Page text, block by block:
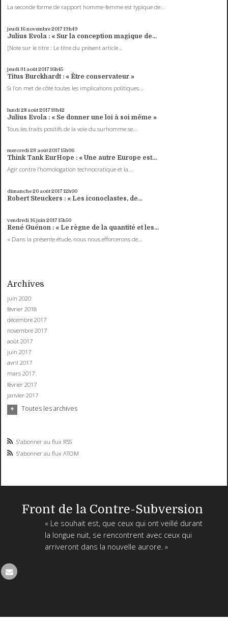
La seconde forme de rapport homme-femme est typique de...
jeudi 16novembre 201719h49
Julius Evola : « Sur la conception magique de...
[Note sur le titre : Le titre du présent article...
jeudi 31 août 201716h45
Titus Burckhardt : « Être conservateur »
Si l’on met de côté toutes les implications politiques...
lundi 28 août 201713h42
Julius Evola : « Se donner une loi à soi même »
Tous les traits positifs de la voie du surhomme se...
mercredi 23 août 201715h06
Think Tank EurHope : « Une autre Europe est...
Agir contre l’homologation technocratique et la...
dimanche 20 août 201712h00
Robert Steuckers : « Les iconoclastes, de...
vendredi 16juin 201715h50
René Guénon : « Le règne de la quantité et les...
« Dans la présente étude, nous nous efforcerons de...
Archives
juin 2020
février 2018
décembre 2017
novembre 2017
août 2017
juin 2017
avril 2017
mars 2017
février 2017
janvier 2017
Toutes les archives
S'abonner au flux RSS
S'abonner au flux ATOM
Front de la Contre-Subversion
« Le souhait est, que ceux qui ont veillé durant
la longue nuit, se rencontrent avec ceux qui
arriveront dans la nouvelle aurore. »